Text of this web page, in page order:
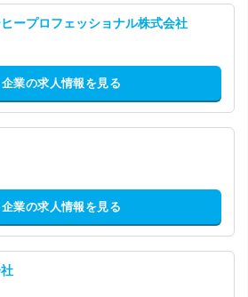
ープロフェッショナル株式会社
企業の求人情報を見る
企業の求人情報を見る